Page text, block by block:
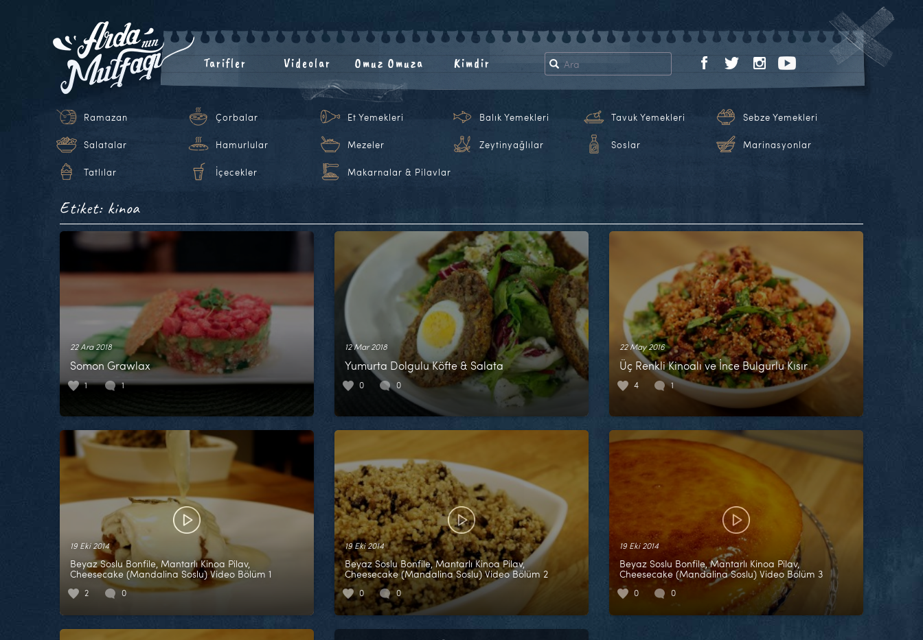
Tarifler Videolar Omuz Omuza Kimdir
Ramazan Çorbalar Et Yemekleri Balık Yemekleri Tavuk Yemekleri Sebze Yemekleri
Salatalar Hamurlular Mezeler Zeytinyağlılar Soslar Marinasyonlar
Tatlılar İçecekler Makarnalar & Pilavlar
Etiket: kinoa
22 Ara 2018
Somon Grawlax
1 1
12 Mar 2018
Yumurta Dolgulu Köfte & Salata
0 0
22 May 2016
Üç Renkli Kinoalı ve İnce Bulgurlu Kısır
4 1
19 Eki 2014
Beyaz Soslu Bonfile, Mantarlı Kinoa Pilav,
Cheesecake (Mandalina Soslu) Video Bölüm 1
2 0
19 Eki 2014
Beyaz Soslu Bonfile, Mantarlı Kinoa Pilav,
Cheesecake (Mandalina Soslu) Video Bölüm 2
0 0
19 Eki 2014
Beyaz Soslu Bonfile, Mantarlı Kinoa Pilav,
Cheesecake (Mandalina Soslu) Video Bölüm 3
0 0